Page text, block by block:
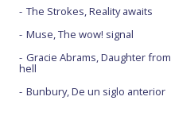
The Strokes, Reality awaits
Muse, The wow! signal
Gracie Abrams, Daughter from
hell
Bunbury, De un siglo anterior